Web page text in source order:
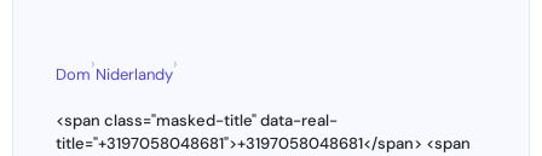
Dom
›
Niderlandy
›
<span class="masked-title" data-real-
title="+3197058048681">+3197058048681</span> <span